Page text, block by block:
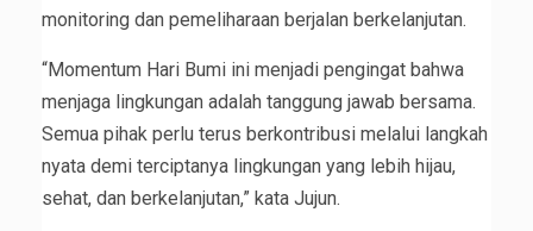
monitoring dan pemeliharaan berjalan berkelanjutan.
“Momentum Hari Bumi ini menjadi pengingat bahwa
menjaga lingkungan adalah tanggung jawab bersama.
Semua pihak perlu terus berkontribusi melalui langkah
nyata demi terciptanya lingkungan yang lebih hijau,
sehat, dan berkelanjutan,” kata Jujun.